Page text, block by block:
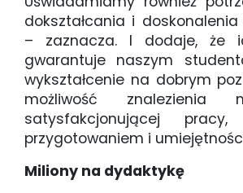
dokształcania i
– zaznacza. I dodaje, że
gwarantuje naszym
wykształcenie na dobrym
możliwość znalezienia
satysfakcjonującej
przygotowaniem i
Miliony na dydaktykę